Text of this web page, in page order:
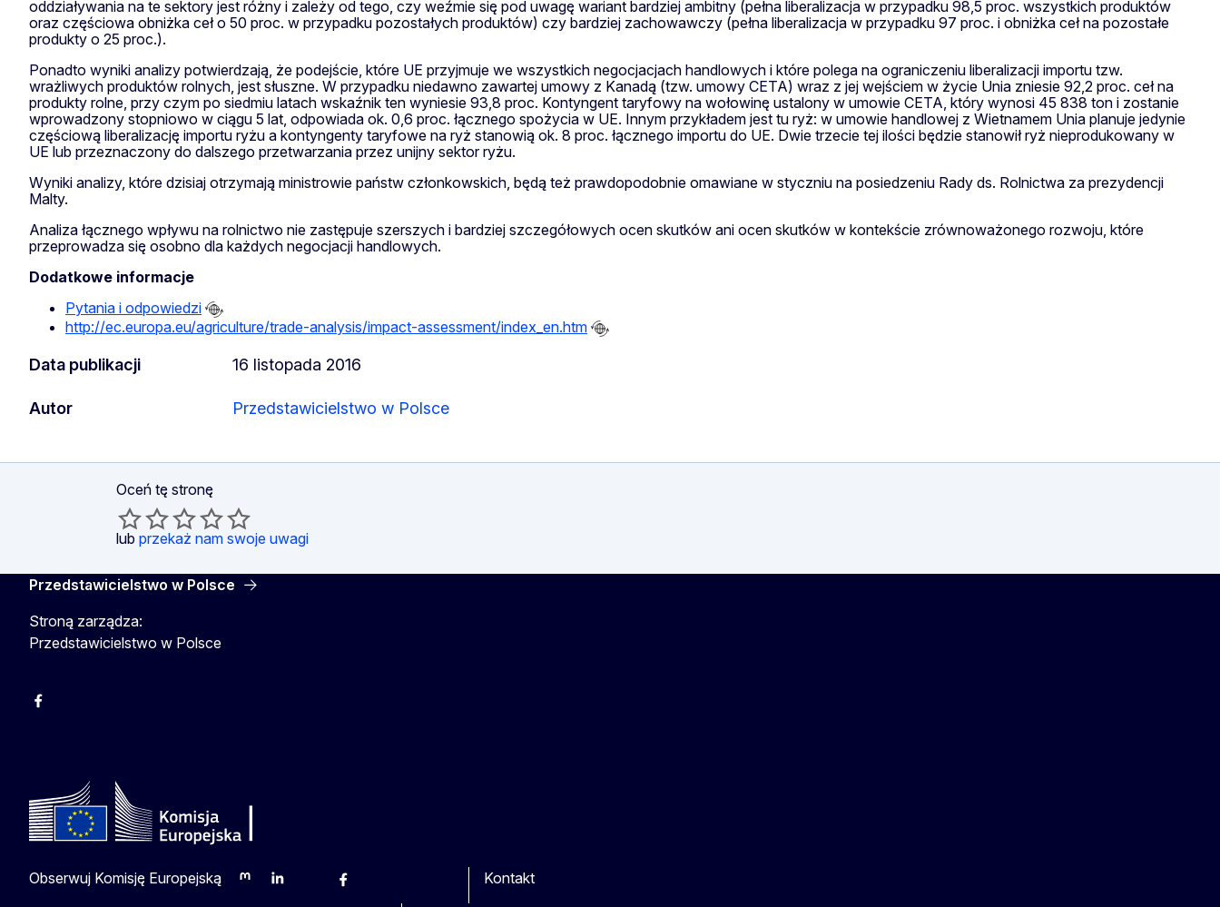
oddziaływania na te sektory jest różny i zależy od tego, czy weźmie się pod uwagę wariant bardziej ambitny (pełna liberalizacja w przypadku 98,5 proc. wszystkich produktów
oraz częściowa obniżka ceł o 50 proc. w przypadku pozostałych produktów) czy bardziej zachowawczy (pełna liberalizacja w przypadku 97 proc. i obniżka ceł na pozostałe
produkty o 25 proc.).
Ponadto wyniki analizy potwierdzają, że podejście, które UE przyjmuje we wszystkich negocjacjach handlowych i które polega na ograniczeniu liberalizacji importu tzw.
wrażliwych produktów rolnych, jest słuszne. W przypadku niedawno zawartej umowy z Kanadą (tzw. umowy CETA) wraz z jej wejściem w życie Unia zniesie 92,2 proc. ceł na
produkty rolne, przy czym po siedmiu latach wskaźnik ten wyniesie 93,8 proc. Kontyngent taryfowy na wołowinę ustalony w umowie CETA, który wynosi 45 838 ton i zostanie
wprowadzony stopniowo w ciągu 5 lat, odpowiada ok. 0,6 proc. łącznego spożycia w UE. Innym przykładem jest tu ryż: w umowie handlowej z Wietnamem Unia planuje jedynie
częściową liberalizację importu ryżu a kontyngenty taryfowe na ryż stanowią ok. 8 proc. łącznego importu do UE. Dwie trzecie tej ilości będzie stanowił ryż nieprodukowany w
UE lub przeznaczony do dalszego przetwarzania przez unijny sektor ryżu.
Wyniki analizy, które dzisiaj otrzymają ministrowie państw członkowskich, będą też prawdopodobnie omawiane w styczniu na posiedzeniu Rady ds. Rolnictwa za prezydencji
Malty.
Analiza łącznego wpływu na rolnictwo nie zastępuje szerszych i bardziej szczegółowych ocen skutków ani ocen skutków w kontekście zrównoważonego rozwoju, które
przeprowadza się osobno dla każdych negocjacji handlowych.
Dodatkowe informacje
Pytania i odpowiedzi
http://ec.europa.eu/agriculture/trade-analysis/impact-assessment/index_en.htm
Data publikacji 16 listopada 2016
Autor Przedstawicielstwo w Polsce
Oceń tę stronę
lub przekaż nam swoje uwagi
Przedstawicielstwo w Polsce
Stroną zarządza:
Przedstawicielstwo w Polsce
Facebook
Obserwuj Komisję Europejską
MastodonLinkedInBlueskyFacebook
Kontakt